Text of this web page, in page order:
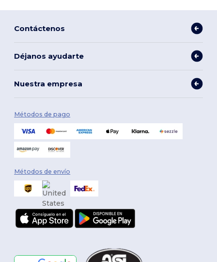
Contáctenos
Déjanos ayudarte
Nuestra empresa
Métodos de pago
Métodos de envío